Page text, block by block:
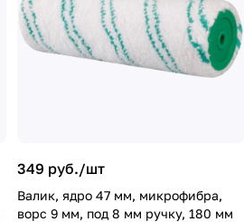
349 руб./шт
Валик, ядро 47 мм, микрофибра,
ворс 9 мм, под 8 мм ручку, 180 мм